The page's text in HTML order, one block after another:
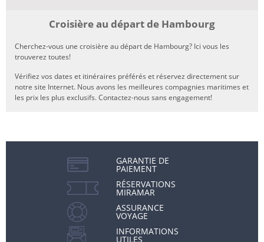
Croisière au départ de Hambourg
Cherchez-vous une croisière au départ de Hambourg? Ici vous les
trouverez toutes!
Vérifiez vos dates et itinéraires préférés et réservez directement sur
notre site Internet. Nous avons les meilleures compagnies maritimes et
les prix les plus exclusifs. Contactez-nous sans engagement!
GARANTIE DE
PAIEMENT
RÉSERVATIONS
MIRAMAR
ASSURANCE
VOYAGE
INFORMATIONS
UTILES